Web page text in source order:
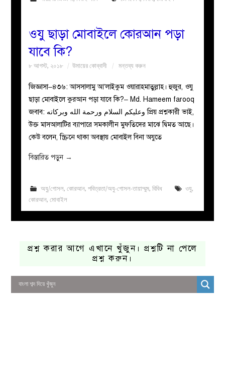
ওযু ছাড়া মোবাইলে কোরআন পড়া
যাবে কি?
৮ আগস্ট, ২০১৮ উমায়ের কোব্বাদী মন্তব্য করুন
জিজ্ঞাসা–৪৩৬: আসসালামু আ’লাইকুম ওয়ারাহমাতুল্লাহ। হুজুর, ওযু
ছাড়া মোবাইলে কুরআন পড়া যাবে কি?– Md. Hameem farooq
জবাব: وعليكم السلام ورحمة الله وبركاته প্রিয় প্রশ্নকারী ভাই,
উক্ত মাসআলাটির ব্যাপারে সমকালীন মুফতিদের মাঝে দ্বিমত আছে।
কেউ বলেন, স্ক্রিনে থাকা অবস্থায় মোবাইল বিনা অযুতে
বিস্তারিত পড়ুন →
অযু/গোসল, কোরআন, পবিত্রতা/অযু-গোসল-তায়াম্মুম, বিবিধ ওযু,
কোরআন,মোবাইল
প্রশ্ন করার আগে এখানে খুঁজুন। প্রশ্নটি না পেলে
প্রশ্ন করুন।